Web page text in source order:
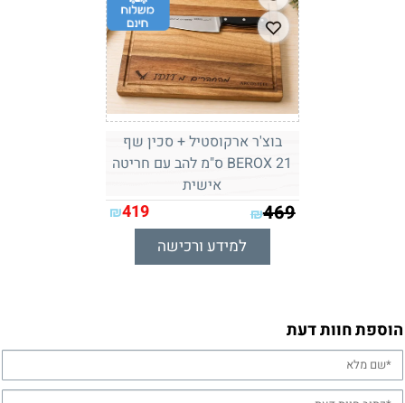
בוצ'ר ארקוסטיל + סכין שף
BEROX 21 ס"מ להב עם חריטה
אישית
₪469
₪419
למידע ורכישה
הוספת חוות דעת